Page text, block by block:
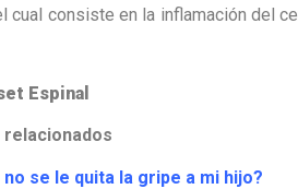
cual consiste en la inflamación del
Espinal
se le quita la gripe a mi hijo?